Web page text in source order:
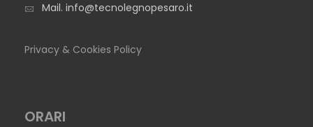
Mail. info@tecnolegnopesaro.it
Privacy & Cookies Policy
ORARI